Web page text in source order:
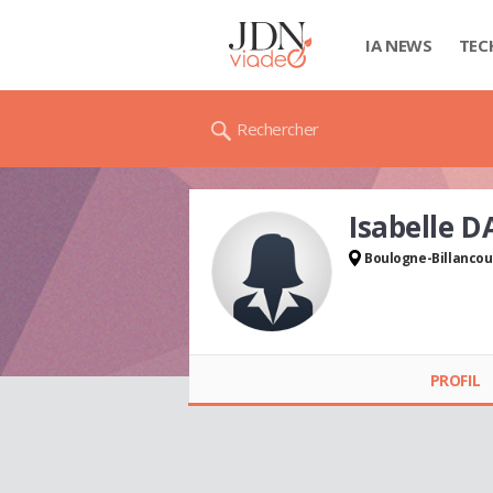
IA NEWS
Rechercher
Isabelle
Boulogne-
PROFIL